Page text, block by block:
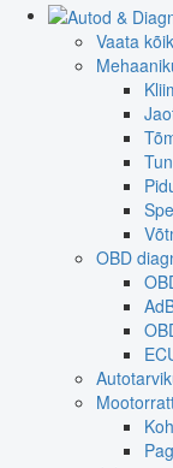
Vaata
OBD